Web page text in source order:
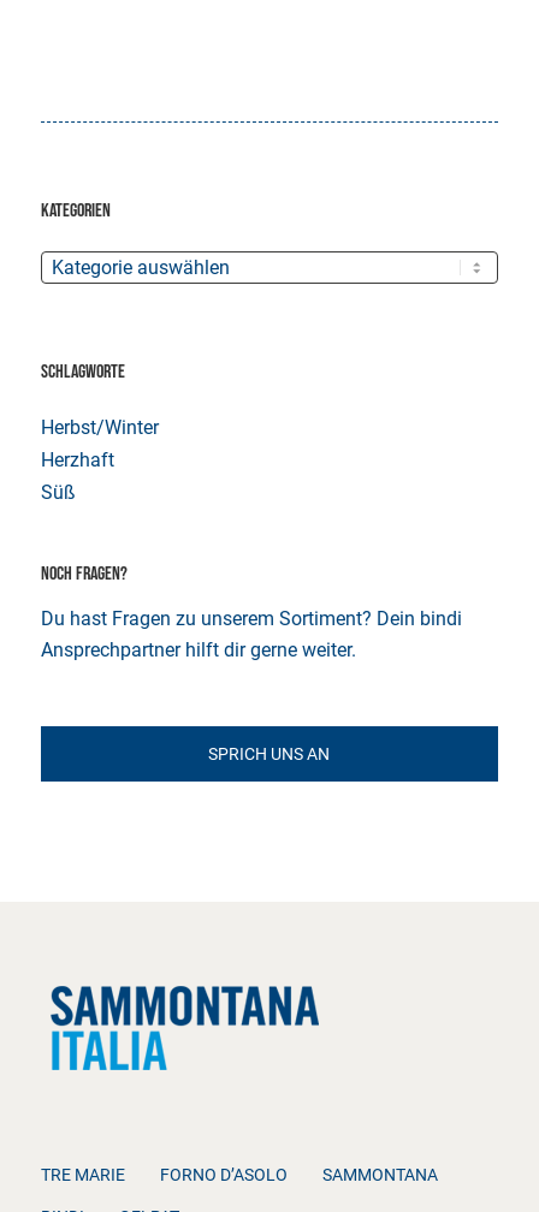
KATEGORIEN
SCHLAGWORTE
Herbst/Winter
Herzhaft
Süß
NOCH FRAGEN?
Du hast Fragen zu unserem Sortiment? Dein bindi
Ansprechpartner hilft dir gerne weiter.
SPRICH UNS AN
TRE MARIE FORNO D’ASOLO SAMMONTANA